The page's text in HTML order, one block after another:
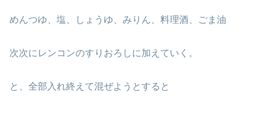
めんつゆ、塩、しょうゆ、みりん、料理酒、ごま油
次次にレンコンのすりおろしに加えていく。
と、全部入れ終えて混ぜようとすると